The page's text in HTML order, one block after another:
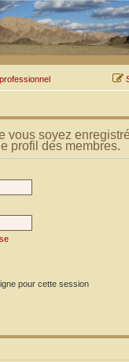
vous soyez
profil des membres.
pour cette session